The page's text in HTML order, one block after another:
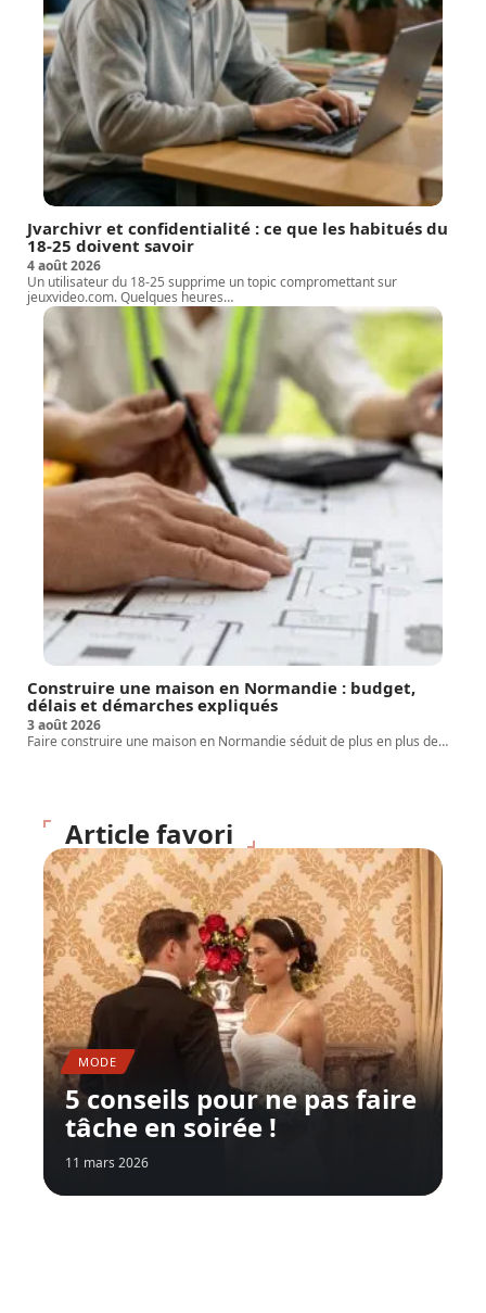
Jvarchivr et confidentialité : ce que les habitués du
18-25 doivent savoir
4 août 2026
Un utilisateur du 18-25 supprime un topic compromettant sur
jeuxvideo.com. Quelques heures…
Construire une maison en Normandie : budget,
délais et démarches expliqués
3 août 2026
Faire construire une maison en Normandie séduit de plus en plus de…
Article favori
MODE
5 conseils pour ne pas faire
tâche en soirée !
11 mars 2026